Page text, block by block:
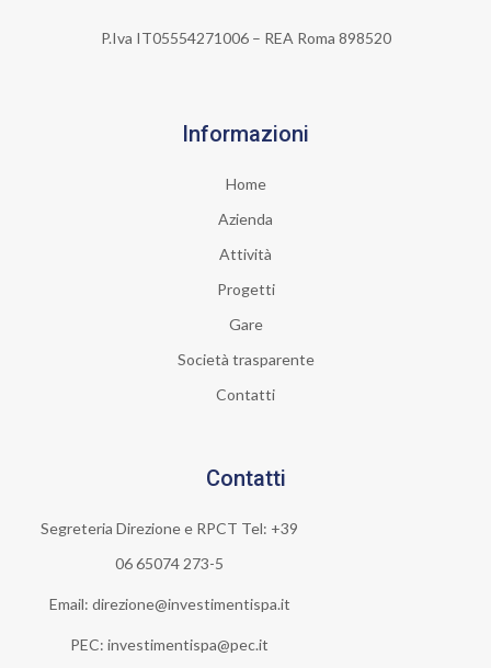
P.Iva IT05554271006 – REA Roma 898520
Informazioni
Home
Azienda
Attività
Progetti
Gare
Società trasparente
Contatti
Contatti
Segreteria Direzione e RPCT Tel: +39
06 65074 273-5
Email: direzione@investimentispa.it
PEC: investimentispa@pec.it